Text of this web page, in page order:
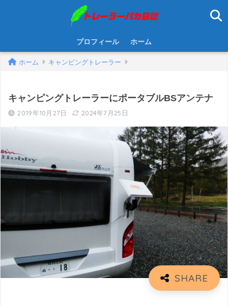
プロフィール ホーム
ホーム キャンピングトレーラー
キャンピングトレーラーにポータブルBSアンテナ
2019年10月27日 2024年7月25日